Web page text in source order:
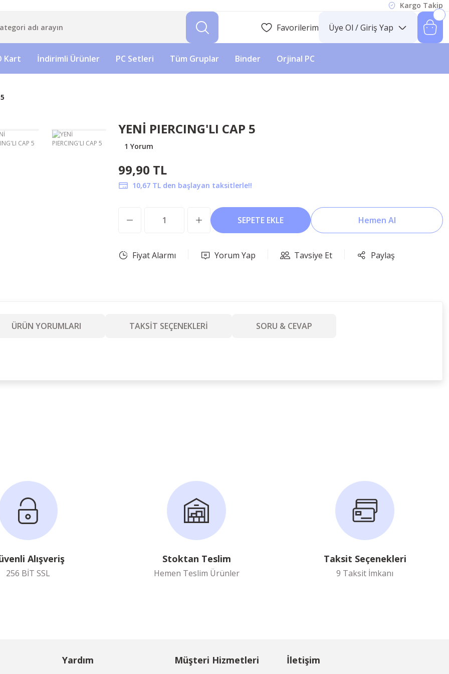
Kargo Takip
Favorilerim Üye Ol / Giriş Yap
Kart İndirimli Ürünler PC Setleri Tüm Gruplar Binder Orjinal PC
YENİ PIERCING'LI CAP 5
1 Yorum
99,90 TL
10,67 TL den başlayan taksitlerle!!
SEPETE EKLE Hemen Al
Fiyat Alarmı Yorum Yap Tavsiye Et Paylaş
ÜRÜN YORUMLARI TAKSİT SEÇENEKLERİ SORU & CEVAP
Alışveriş
256 BİT SSL
Stoktan Teslim
Hemen Teslim Ürünler
Taksit Seçenekleri
9 Taksit İmkanı
Yardım Müşteri Hizmetleri İletişim